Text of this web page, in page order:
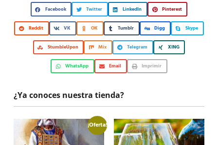
Facebook Twitter LinkedIn Pinterest
Reddit VK OK Tumblr Digg Skype
StumbleUpon Mix Telegram XING
WhatsApp Email Imprimir
¿Ya conoces nuestra tienda?
¡Oferta!